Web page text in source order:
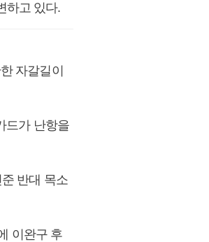
하고 있다.
자갈길이
드가 난항을
반대 목소
이완구 후